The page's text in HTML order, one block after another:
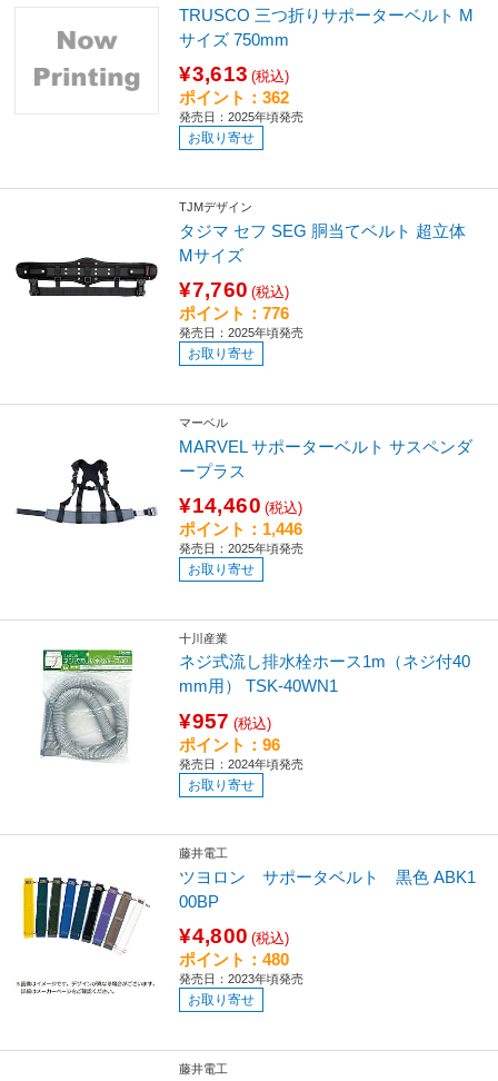
TRUSCO 三つ折りサポーターベルト M
サイズ 750mm
¥3,613 (税込)
ポイント：362
発売日：2025年頃発売
お取り寄せ
TJMデザイン
タジマ セフ SEG 胴当てベルト 超立体
Mサイズ
¥7,760 (税込)
ポイント：776
発売日：2025年頃発売
お取り寄せ
マーベル
MARVEL サポーターベルト サスペンダ
ープラス
¥14,460 (税込)
ポイント：1,446
発売日：2025年頃発売
お取り寄せ
十川産業
ネジ式流し排水栓ホース1m（ネジ付40
mm用） TSK-40WN1
¥957 (税込)
ポイント：96
発売日：2024年頃発売
お取り寄せ
藤井電工
ツヨロン サポータベルト 黒色 ABK1
00BP
¥4,800 (税込)
ポイント：480
発売日：2023年頃発売
お取り寄せ
藤井電工